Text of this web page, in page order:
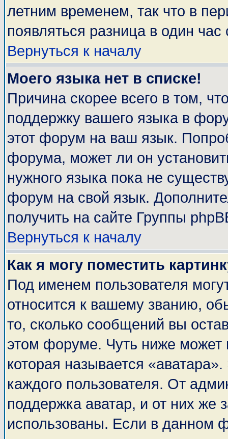
летним временем, так что в
появляться разница в один
Вернуться к началу
Моего языка нет в списке!
Причина скорее всего в том,
поддержку вашего языка в
этот форум на ваш язык.
форума, может ли он
нужного языка пока не
форум на свой язык.
получить на сайте Группы
Вернуться к началу
Как я могу поместить
Под именем пользователя
относится к вашему званию,
то, сколько сообщений вы
этом форуме. Чуть ниже может
которая называется
каждого пользователя. От
поддержка аватар, и от них же
использованы. Если в данном